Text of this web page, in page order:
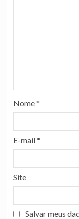
Nome*
E-mail*
Site
Salvar meus